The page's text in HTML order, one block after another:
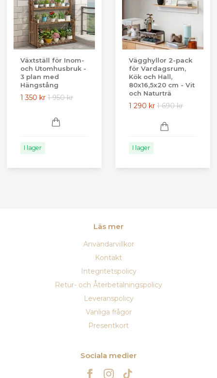
Växtställ för Inom-
och Utomhusbruk -
3 plan med
Hängstång
1 350 kr 1 950 kr
I lager
Vägghyllor 2-pack
för Vardagsrum,
Kök och Hall,
80x16,5x20 cm - Vit
och Naturträ
1 290 kr 1 690 kr
I lager
Läs mer
Användarvillkor
Kontakt
Integritetspolicy
Retur- och Återbetalningspolicy
Leveranspolicy
Vanliga frågor
Presentkort
Sociala medier